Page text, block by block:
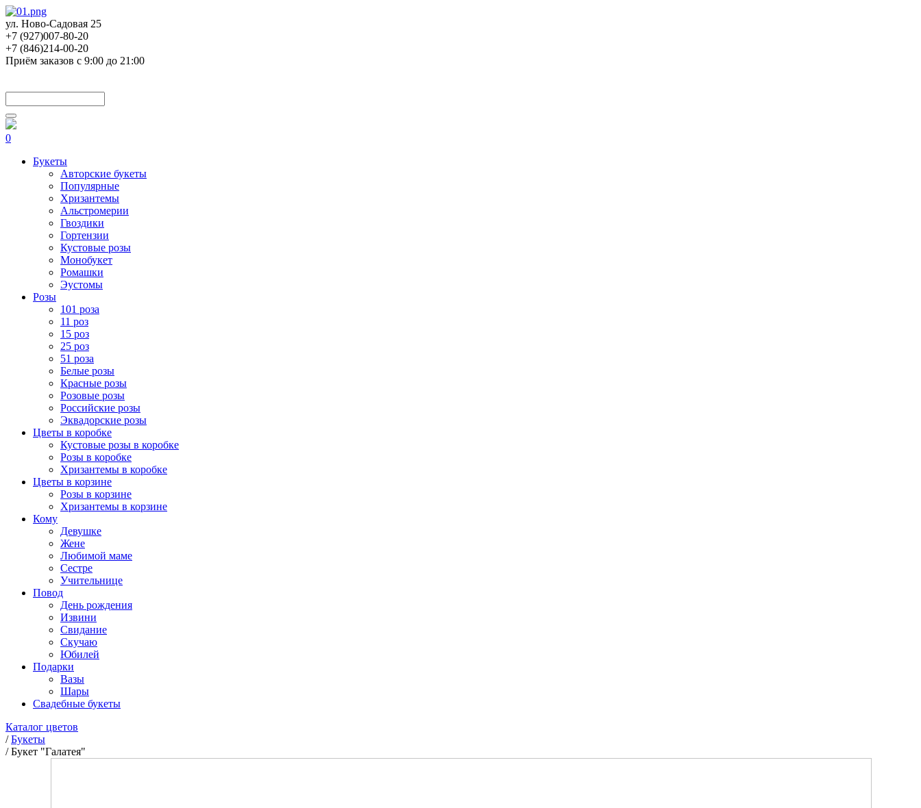
ул. Ново-Садовая 25
+7 (927)007-80-20
+7 (846)214-00-20
Приём заказов с 9:00 до 21:00
0
Букеты
Авторские букеты
Популярные
Хризантемы
Альстромерии
Гвоздики
Гортензии
Кустовые розы
Монобукет
Ромашки
Эустомы
Розы
101 роза
11 роз
15 роз
25 роз
51 роза
Белые розы
Красные розы
Розовые розы
Российские розы
Эквадорские розы
Цветы в коробке
Кустовые розы в коробке
Розы в коробке
Хризантемы в коробке
Цветы в корзине
Розы в корзине
Хризантемы в корзине
Кому
Девушке
Жене
Любимой маме
Сестре
Учительнице
Повод
День рождения
Извини
Свидание
Скучаю
Юбилей
Подарки
Вазы
Шары
Свадебные букеты
Каталог цветов
/Букеты
/Букет "Галатея"